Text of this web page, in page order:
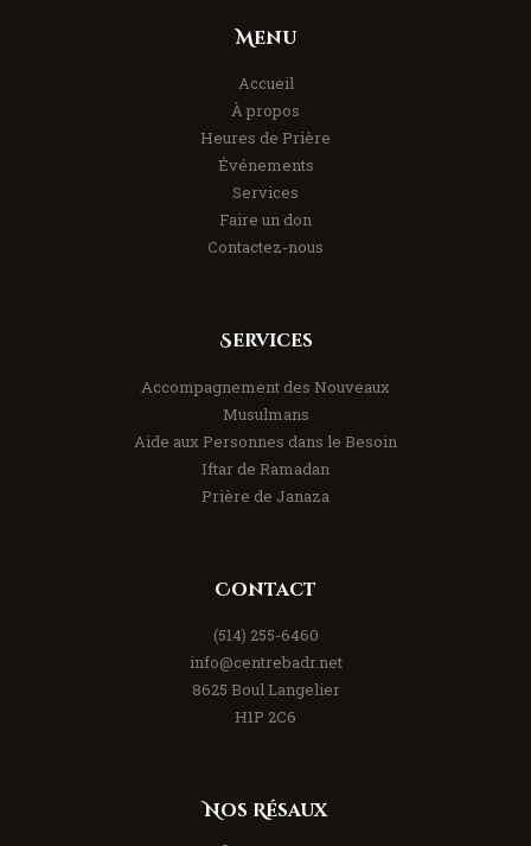
Menu
Accueil
À propos
Heures de Prière
Événements
Services
Faire un don
Contactez-nous
Services
Accompagnement des Nouveaux
Musulmans
Aide aux Personnes dans le Besoin
Iftar de Ramadan
Prière de Janaza
Contact
(514) 255-6460
info@centrebadr.net
8625 Boul Langelier
H1P 2C6
Nos Résaux